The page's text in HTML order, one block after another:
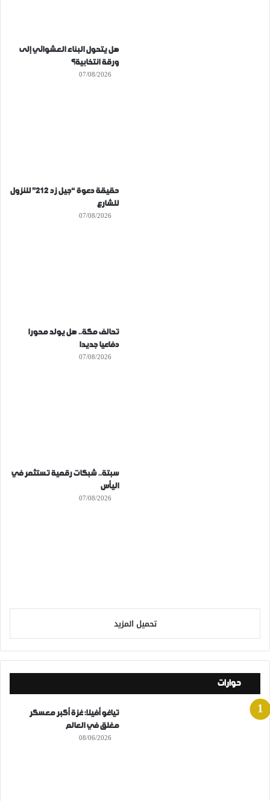
هل يتحول البناء العشوائي إلى
ورقة انتخابية؟
07/08/2026
حقيقة دعوة “جيل زد 212” للنزول
للشارع
07/08/2026
تحالف مكة.. هل يولد محورا
دفاعيا جديدا
07/08/2026
سبتة.. شبكات رقمية تستثمر في
اليأس
07/08/2026
تحميل المزيد
حوارات
تياغو أفيلا: غزة أكبر معسكر
مغلق في العالم
08/06/2026